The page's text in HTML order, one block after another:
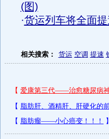
(图)
·货运列车将全面
相关搜索： 货运 空调 提速